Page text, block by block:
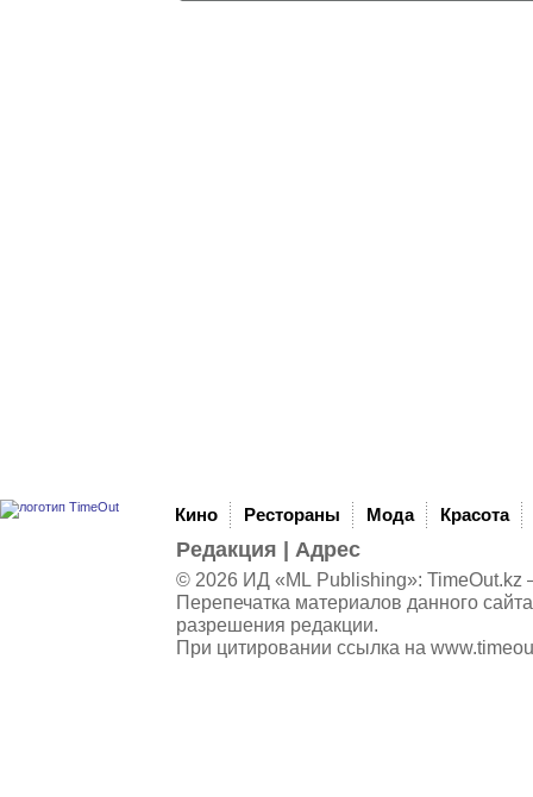
Кино Рестораны Мода Красота
Редакция Адрес
© 2026 ИД «ML Publishing»: TimeOut.kz
Перепечатка материалов данного
разрешения редакции.
При цитировании ссылка на